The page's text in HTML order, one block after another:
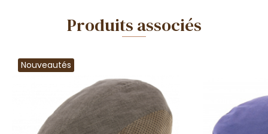
Produits associés
Nouveautés